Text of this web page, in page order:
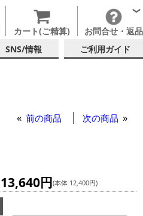
カート(ご精算) お問合せ・返品
SNS/情報 ご利用ガイド
前の商品 次の商品
13,640円(本体 12,400円)